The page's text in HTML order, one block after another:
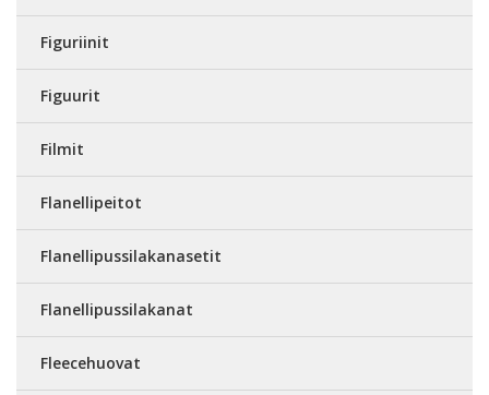
Figuriinit
Figuurit
Filmit
Flanellipeitot
Flanellipussilakanasetit
Flanellipussilakanat
Fleecehuovat